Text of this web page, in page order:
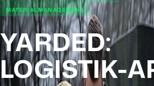
MATERIALMANAGEMENT
YARDED:
LOGISTIK-